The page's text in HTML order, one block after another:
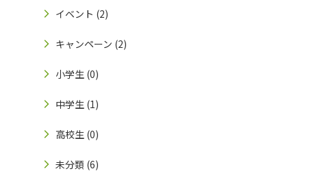
イベント (2)
キャンペーン (2)
小学生 (0)
中学生 (1)
高校生 (0)
未分類 (6)